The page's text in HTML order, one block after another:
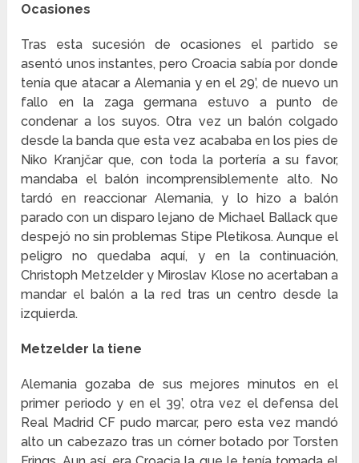
Ocasiones
Tras esta sucesión de ocasiones el partido se
asentó unos instantes, pero Croacia sabía por donde
tenía que atacar a Alemania y en el 29’, de nuevo un
fallo en la zaga germana estuvo a punto de
condenar a los suyos. Otra vez un balón colgado
desde la banda que esta vez acababa en los pies de
Niko Kranjčar que, con toda la portería a su favor,
mandaba el balón incomprensiblemente alto. No
tardó en reaccionar Alemania, y lo hizo a balón
parado con un disparo lejano de Michael Ballack que
despejó no sin problemas Stipe Pletikosa. Aunque el
peligro no quedaba aquí, y en la continuación,
Christoph Metzelder y Miroslav Klose no acertaban a
mandar el balón a la red tras un centro desde la
izquierda.
Metzelder la tiene
Alemania gozaba de sus mejores minutos en el
primer periodo y en el 39’, otra vez el defensa del
Real Madrid CF pudo marcar, pero esta vez mandó
alto un cabezazo tras un córner botado por Torsten